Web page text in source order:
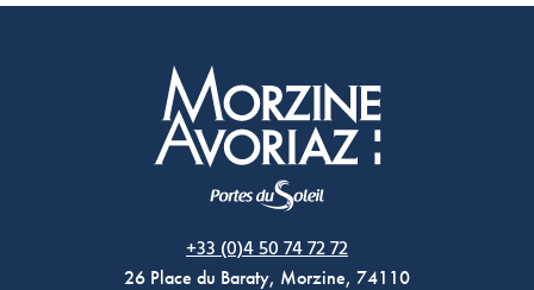
+33 (0)4 50 74 72 72
26 Place du Baraty, Morzine, 74110